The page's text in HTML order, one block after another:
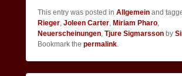
This entry was posted in Allgemein and
Rieger, Joleen Carter, Miriam Pharo,
Neuerscheinungen, Tjure Sigmarsson by
Bookmark the permalink.